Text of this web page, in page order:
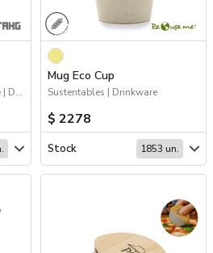
70%OFF Drinkware | Deporte | Drinkware | Sustentables
Mug Eco Cup
Sustentables | Drinkware
$ 2278
Stock 1853 un.